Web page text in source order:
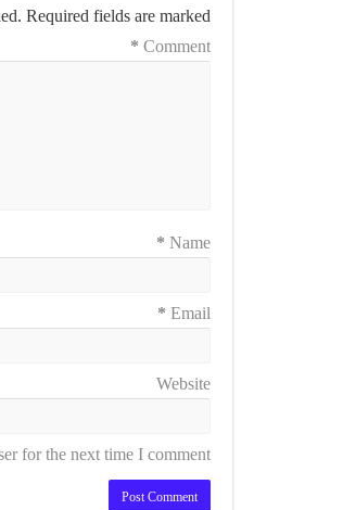
Required fields are marked
Comment
*
Name
*
Email
*
Website
for the next time I comment.